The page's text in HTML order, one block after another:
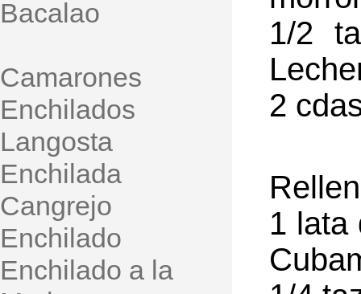
Bacalao
Camarones
Enchilados
Langosta
Enchilada
Cangrejo
Enchilado
Enchilado a la
1/2
2
1 lata